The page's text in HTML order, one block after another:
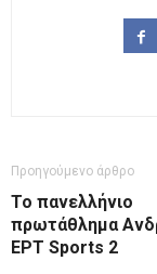
Προηγούμενο άρθρο
Το πανελλήνιο
πρωτάθλημα
ΕΡΤ Sports 2